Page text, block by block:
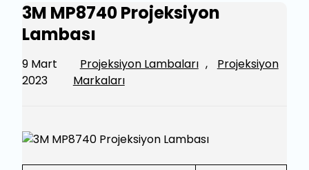
3M MP8740 Projeksiyon
Lambası
9 Mart
2023
Projeksiyon Lambaları ,
Projeksiyon
Markaları